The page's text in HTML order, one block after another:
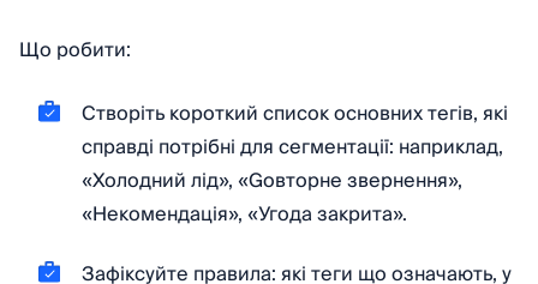
Що робити:
Створіть короткий список основних тегів, які
справді потрібні для сегментації: наприклад,
«Холодний лід», «Gовторне звернення»,
«Hекомендація», «Угода закрита».
Зафіксуйте правила: які теги що означають, у